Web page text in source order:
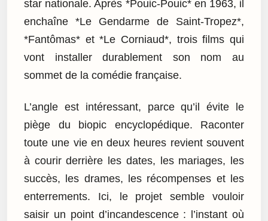
star nationale. Après *Pouic-Pouic* en 1963, il
enchaîne *Le Gendarme de Saint-Tropez*,
*Fantômas* et *Le Corniaud*, trois films qui
vont installer durablement son nom au
sommet de la comédie française.
L’angle est intéressant, parce qu’il évite le
piège du biopic encyclopédique. Raconter
toute une vie en deux heures revient souvent
à courir derrière les dates, les mariages, les
succès, les drames, les récompenses et les
enterrements. Ici, le projet semble vouloir
saisir un point d’incandescence : l’instant où